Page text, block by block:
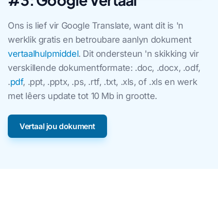
Ons is lief vir Google Translate, want dit is 'n
werklik gratis en betroubare aanlyn dokument
vertaalhulpmiddel. Dit ondersteun 'n skikking vir
verskillende dokumentformate: .doc, .docx, .odf,
.pdf, .ppt, .pptx, .ps, .rtf, .txt, .xls, of .xls en werk
met lêers update tot 10 Mb in grootte.
Vertaal jou dokument